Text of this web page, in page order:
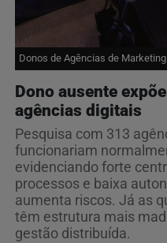
Donos de Agências de
Dono ausente
agências digitais
Pesquisa com 313
funcionariam
evidenciando forte
processos e baixa
aumenta riscos. Já as
têm estrutura mais
gestão distribuída.